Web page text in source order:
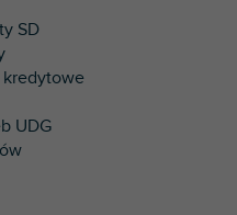
SD
UDG